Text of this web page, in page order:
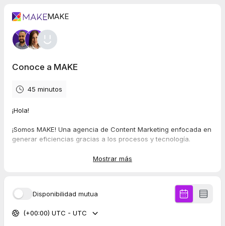
MAKE
Conoce a MAKE
45 minutos
¡Hola!
¡Somos MAKE! Una agencia de Content Marketing enfocada en
generar eficiencias gracias a los procesos y tecnología.
Agenda una reunión para que podamos conocernos y ver de
Mostrar más
Disponibilidad mutua
(+00:00) UTC - UTC